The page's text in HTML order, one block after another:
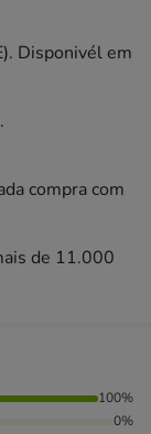
Disponivél em
compra com
de 11.000
100%
0%